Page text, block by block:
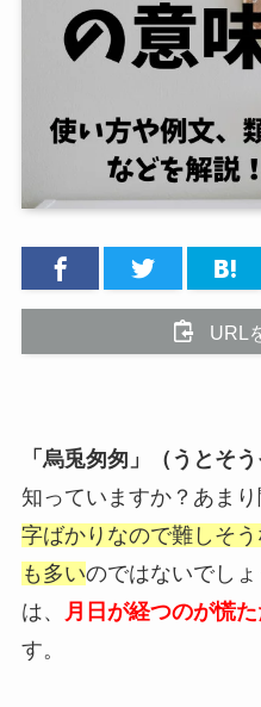
URL
「烏兎匆匆」（うとそう
知っていますか？あまり
字ばかりなので難しそ
も多いのではないでしょ
は、
月日が経つのが慌
す。